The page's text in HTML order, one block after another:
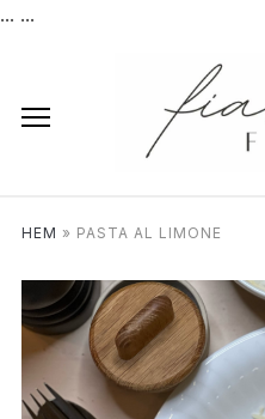
... ...
HEM » PASTA AL LIMONE